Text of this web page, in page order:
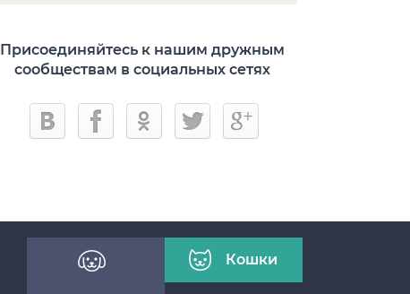
Присоединяйтесь к нашим дружным
сообществам в социальных сетях
Кошки